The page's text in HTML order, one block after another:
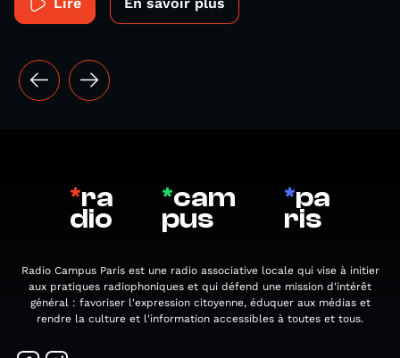
*ra
dio
*cam
pus
*pa
ris
Radio Campus Paris est une radio associative locale qui vise à initier
aux pratiques radiophoniques et qui défend une mission d'intérêt
général : favoriser l'expression citoyenne, éduquer aux médias et
rendre la culture et l'information accessibles à toutes et tous.